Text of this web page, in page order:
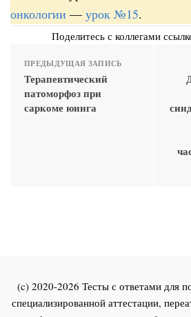
онкологии — урок №15.
Поделитесь с коллегами
ПРЕДЫДУЩАЯ ЗАПИСЬ
Терапевтический
патоморфоз при
саркоме юинга
(c) 2020-2026 Тесты с ответами для
специализированной аттестации,